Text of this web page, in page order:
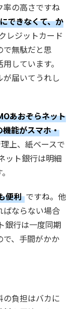
率の高さですね
できなくて、か
レジットカード
で無駄だと思
しています。
届いてうれし
あおぞらネット
能がスマホ・
上、紙ベースで
ット銀行は明細
便利 ですね。他
ばならない場合
銀行は一度同期
、手間がかか
の負担はバカに